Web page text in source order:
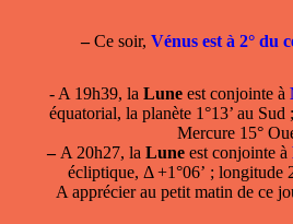
–Ce soir, Vénus est à 2° du
- A 19h39, la Lune est conjointe à
équatorial, la planète 1°13’ au
Mercure 15°
–A 20h27, la Lune est conjointe à
écliptique, Δ +1°06’ ; longitude
A apprécier au petit matin de ce